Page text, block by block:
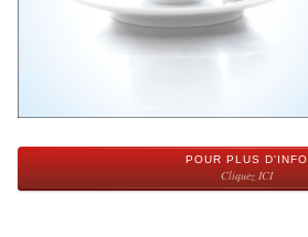
POUR PLUS D'INFO
Cliquez ICI